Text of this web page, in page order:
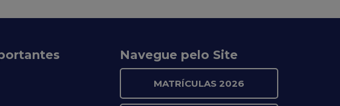
Navegue pelo Site
MATRÍCULAS 2026